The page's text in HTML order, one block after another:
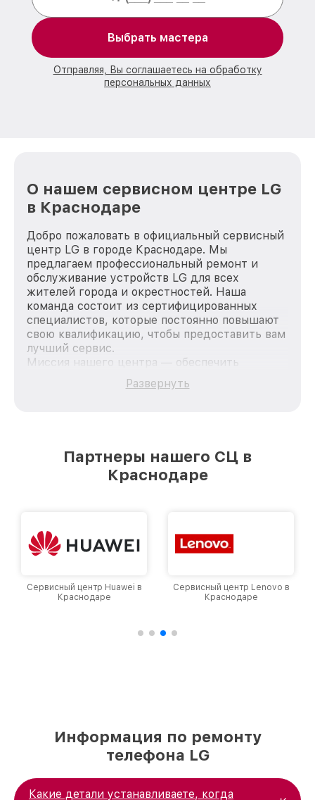
Выбрать мастера
Отправляя, Вы соглашаетесь на обработку
персональных данных
О нашем сервисном центре LG
в Краснодаре
Добро пожаловать в официальный сервисный
центр LG в городе Краснодаре. Мы
предлагаем профессиональный ремонт и
обслуживание устройств LG для всех
жителей города и окрестностей. Наша
команда состоит из сертифицированных
специалистов, которые постоянно повышают
свою квалификацию, чтобы предоставить вам
лучший сервис.
Миссия нашего центра — обеспечить
качественный и доступный ремонт для
каждого пользователя продукции LG, вне
лучшим сервисным центром LG в городе
Краснодаре, постоянно повышая уровень
Развернуть
Партнеры нашего СЦ в
Краснодаре
Сервисный центр Huawei в
Краснодаре
Сервисный центр Lenovo в
Краснодаре
Информация по ремонту
телефона LG
Какие детали устанавливаете, когда